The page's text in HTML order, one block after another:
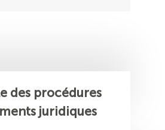
des procédures
juridiques